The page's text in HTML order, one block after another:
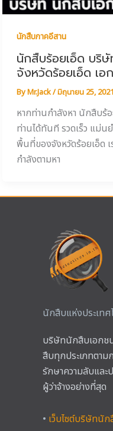
นักสืบภาคอีสาน
นักสืบร้อยเอ็ด บริ
จังหวัดร้อยเอ็ด เอ
ByMr.Jack/มิถุนายน 25, 2021
หากท่านกำลังหา นักสืบร้
ท่านได้ทันที รวดเร็ว แม่
พื้นที่ของจังหวัดร้อยเอ็ด
กำลังตามหา
นักสืบแห่งประเทศ
บริษัทนักสืบเอกช
สืบทุกประเภทตาม
รักษาความลับและ
ผู้ว่าจ้างอย่างที่สุด
• เว็บไซต์บริษัทนั